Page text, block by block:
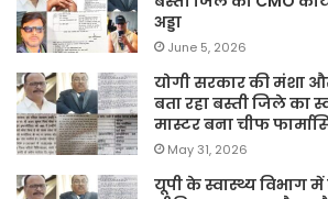
अड्डा
June 5, 2026
योगी सरकार की मंशा और
बता रहा बस्ती जिले का
मास्टर बना चीफ
May 31, 2026
यूपी के स्वास्थ्य विभाग